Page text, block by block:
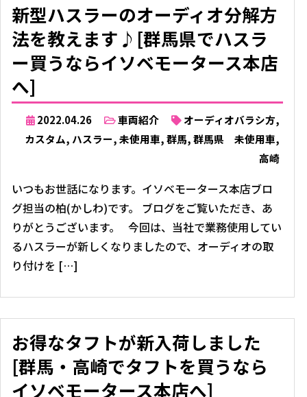
新型ハスラーのオーディオ分解方
法を教えます♪[群馬県でハスラ
ー買うならイソベモータース本店
へ]
2022.04.26 車両紹介 オーディオバラシ方,
カスタム, ハスラー,未使用車,群馬,群馬県 未使用車,
高崎
いつもお世話になります。イソベモータース本店ブロ
グ担当の柏(かしわ)です。 ブログをご覧いただき、あ
りがとうございます。 今回は、当社で業務使用してい
るハスラーが新しくなりましたので、オーディオの取
り付けを […]
お得なタフトが新入荷しました
[群馬・高崎でタフトを買うなら
イソベモータース本店へ]